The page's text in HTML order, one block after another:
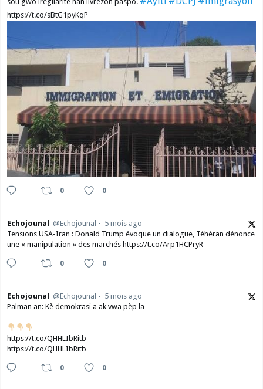
https://t.co/sBtG1pyKqP
0 0
Echojounal @Echojounal
5 mois ago
Tensions USA-Iran : Donald Trump évoque un dialogue, Téhéran dénonce
une « manipulation » des marchés https://t.co/Arp1HCPryR
0 0
Echojounal @Echojounal
5 mois ago
Palman an: Kè demokrasi a ak vwa pèp la
https://t.co/QHHLIbRitb
https://t.co/QHHLIbRitb
0 0